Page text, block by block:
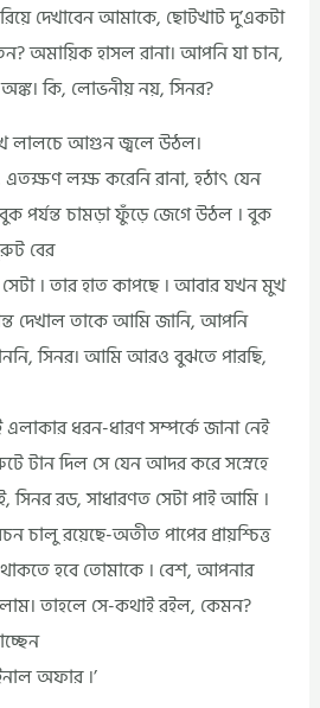
দেখাবেন আমাকে, ছোটখাট দু’একটা
অমায়িক হাসল রানা। আপনি যা চান,
কি, লোভনীয় নয়, সিনর?
লালচে আগুন জ্বলে উঠল।
লক্ষ করেনি রানা, হঠাৎ যেন
পর্যন্ত চামড়া ফুঁড়ে জেগে উঠল । বুক
বের
। তার হাত কাপছে । আবার যখন মুখ
দেখাল তাকে আমি জানি, আপনি
সিনর। আমি আরও বুঝতে পারছি,
ধরন-ধারণ সম্পর্কে জানা নেই
টান দিল সে যেন আদর করে সস্নেহে
সিনর রড, সাধারণত সেটা পাই আমি ।
চালু রয়েছে-অতীত পাপের প্রায়শ্চিত্ত
হবে তোমাকে । বেশ, আপনার
তাহলে সে-কথাই রইল, কেমন?
অফার ।’